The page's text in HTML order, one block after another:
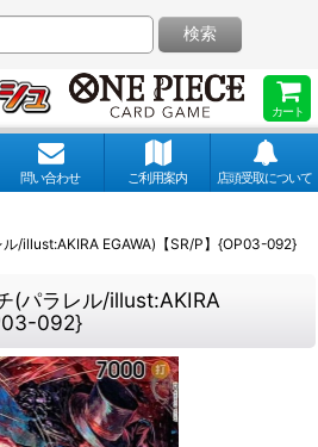
カート
検索
問い合わせ ご利用案内 店頭受取について
ル/illust:AKIRA EGAWA)【SR/P】{OP03-092}
(パラレル/illust:AKIRA
092}